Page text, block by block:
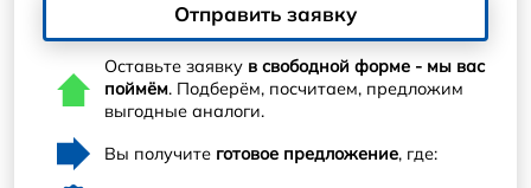
Отправить заявку
Оставьте заявку в свободной форме - мы вас
поймём. Подберём, посчитаем, предложим
выгодные аналоги.
Вы получите готовое предложение, где: